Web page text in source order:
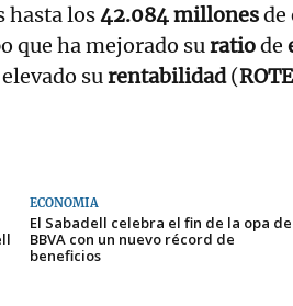
hasta los42.084 millonesde
que ha mejorado suratiode
surentabilidad(ROTE
ECONOMÍA
El Sabadell celebra el fin de la opa
BBVA con un nuevo récord de
beneficios